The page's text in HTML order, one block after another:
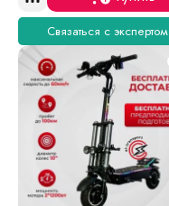
Связаться с экспертом